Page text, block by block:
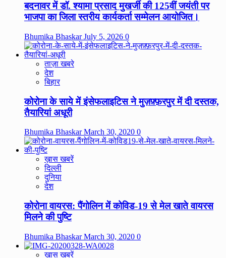
बदनावर में डॉ. श्यामा प्रसाद मुखर्जी की 125वीं जयंती पर
भाजपा का जिला स्तरीय कार्यकर्ता सम्मेलन आयोजित।
Bhumika BhaskarJuly 5, 2026 0
ताज़ा खबरे
देश
बिहार
कोरोना के साये में इंसेफलाइटिस ने मुज़फ़्फ़रपुर में दी दस्तक,
तैयारियां अधूरी
Bhumika BhaskarMarch 30, 2020 0
ख़ास खबरें
दिल्ली
दुनिया
देश
कोरोना वायरस: पैंगोलिन में कोविड-19 से मेल खाते वायरस
मिलने की पुष्टि
Bhumika BhaskarMarch 30, 2020 0
ख़ास खबरें